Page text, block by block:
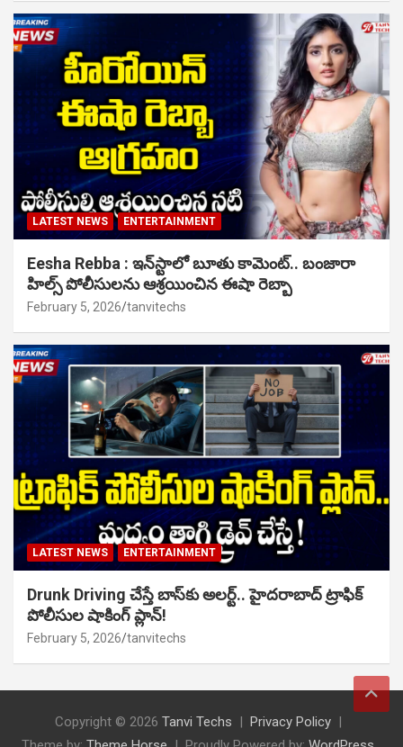
LATEST NEWS ENTERTAINMENT
Eesha Rebba : ఇన్‌స్టాలో బూతు కామెంట్.. బంజారా
హిల్స్ పోలీసులను ఆశ్రయించిన ఈషా రెబ్బా
February 5, 2026 tanvitechs
LATEST NEWS ENTERTAINMENT
Drunk Driving చేస్తే బాస్‌కు అలర్ట్.. హైదరాబాద్ ట్రాఫిక్
పోలీసుల షాకింగ్ ప్లాన్!
February 5, 2026 tanvitechs
Copyright © 2026 Tanvi Techs
Privacy Policy